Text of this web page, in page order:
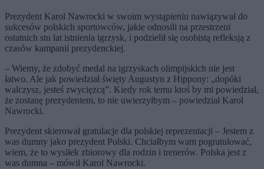
Prezydent Karol Nawrocki w swoim wystąpieniu nawiązywał do
sukcesów polskich sportowców, jakie odnosili na przestrzeni
ostatnich stu lat istnienia igrzysk, i podzielił się osobistą refleksją z
czasów kampanii prezydenckiej.
– Wiemy, że zdobyć medal na igrzyskach olimpijskich nie jest
łatwo. Ale jak powiedział święty Augustyn z Hippony: „dopóki
walczysz, jesteś zwycięzcą”. Kiedy rok temu ktoś by mi powiedział,
że zostanę prezydentem, to nie uwierzyłbym – powiedział Karol
Nawrocki.
Prezydent skierował gratulacje dla polskiej reprezentacji – Jestem z
was dumny jako prezydent Polski. Chciałbym wam pogratulować,
wiem, że to wysiłek zbiorowy dla rodzin i trenerów. Polska jest z
was dumna – mówił Karol Nawrocki.